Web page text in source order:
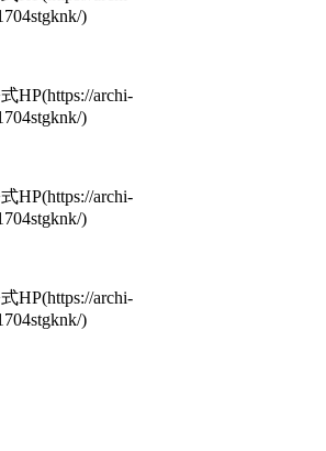
)
HP(https://archi-
)
HP(https://archi-
)
HP(https://archi-
)